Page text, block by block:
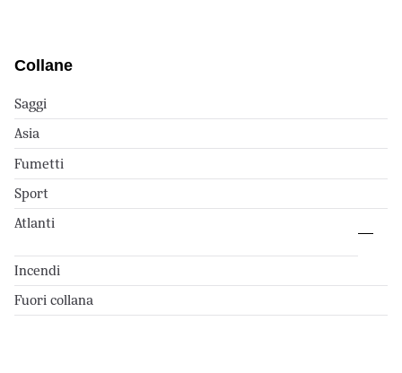
Collane
Saggi
Asia
Fumetti
Sport
Atlanti
Incendi
Fuori collana